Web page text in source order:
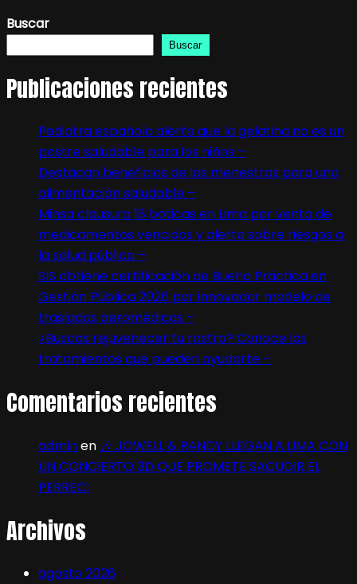
Buscar
Buscar
Publicaciones recientes
Pediatra española alerta que la gelatina no es un
postre saludable para los niños –
Destacan beneficios de las menestras para una
alimentación saludable –
Minsa clausura 18 boticas en Lima por venta de
medicamentos vencidos y alerta sobre riesgos a
la salud pública –
SIS obtiene certificación de Buena Práctica en
Gestión Pública 2026 por innovador modelo de
traslados aeromédicos –
¿Buscas rejuvenecer tu rostro? Conoce los
tratamientos que pueden ayudarte –
Comentarios recientes
adminen 🎶 JOWELL & RANDY LLEGAN A LIMA CON
UN CONCIERTO 3D QUE PROMETE SACUDIR EL
PERREO:
Archivos
agosto 2026